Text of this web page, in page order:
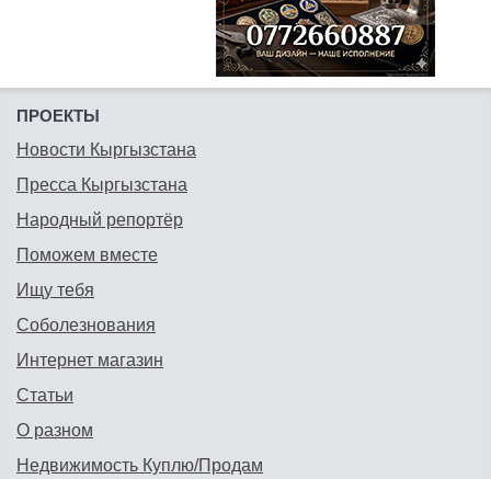
ПРОЕКТЫ
Новости Кыргызстана
Пресса Кыргызстана
Народный репортёр
Поможем вместе
Ищу тебя
Соболезнования
Интернет магазин
Статьи
О разном
Недвижимость Куплю/Продам